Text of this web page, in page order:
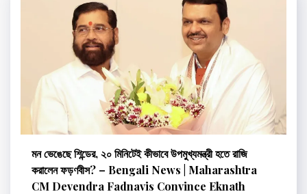
মন ভেঙেছে শিন্ডের, ২০ মিনিটেই কীভাবে উপমুখ্যমন্ত্রী হতে রাজি
করালেন ফড়ণবীস? – Bengali News | Maharashtra
CM Devendra Fadnavis Convince Eknath